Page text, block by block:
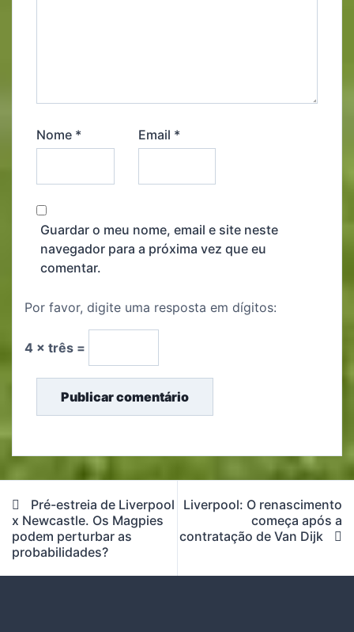
Nome * Email *
Guardar o meu nome, email e site neste
navegador para a próxima vez que eu
comentar.
Por favor, digite uma resposta em dígitos:
4 × três =
Navegação
de
artigos
Pré-estreia de Liverpool
x Newcastle. Os Magpies
podem perturbar as
probabilidades?
Liverpool: O renascimento
começa após a
contratação de Van Dijk